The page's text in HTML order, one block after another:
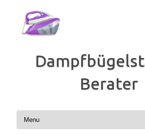
springen
Berater